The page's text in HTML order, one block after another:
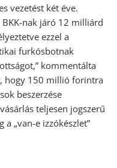
vezetést két éve.
nak járó 12 milliárd
ezzel a
furkósbotnak
kommentálta
hogy 150 millió forintra
beszerzése
teljesen jogszerű
„van-e izzókészlet”